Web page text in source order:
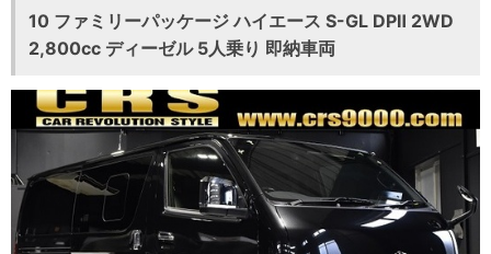
10 ファミリーパッケージ ハイエース S-GL DPⅡ 2WD
2,800cc ディーゼル 5人乗り 即納車両